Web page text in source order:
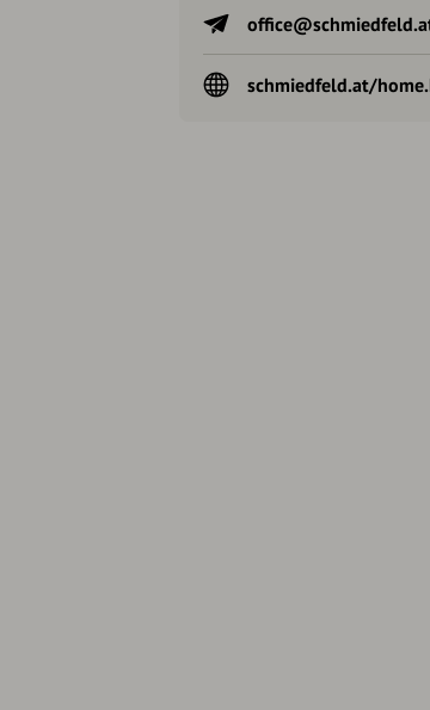
schmiedfeld.at/